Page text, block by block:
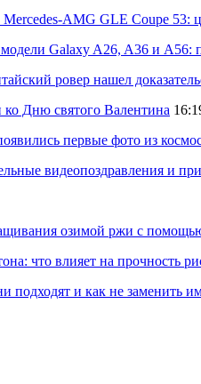
AMG GLE Coupe 53:
Galaxy A26, A36 и A56:
ровер нашел
Дню святого Валентина
первые фото из
видеопоздравления и
озимой ржи с
что влияет на прочность
подходят и как не заменить